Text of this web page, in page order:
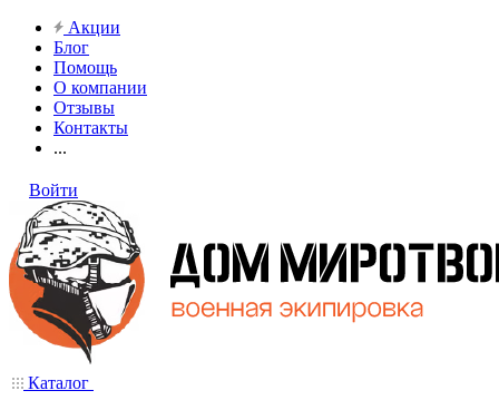
Акции
Блог
Помощь
О компании
Отзывы
Контакты
...
Войти
Каталог